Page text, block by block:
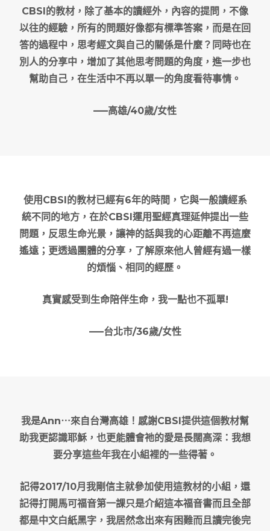
CBSI的教材，除了基本的讀經外，內容的提問，不像
以往的經驗，所有的問題好像都有標準答案，而是在回
答的過程中，思考經文與自己的關係是什麼？同時也在
別人的分享中，增加了其他思考問題的角度，進一步也
幫助自己，在生活中不再以單一的角度看待事情。
—–高雄/40歲/女性
使用CBSI的教材已經有6年的時間，它與一般讀經系
統不同的地方，在於CBSI運用聖經真理延伸提出一些
問題，反思生命光景，讓神的話與我的心距離不再這麼
遙遠；更透過團體的分享，了解原來他人曾經有過一樣
的煩惱、相同的經歷。
真實感受到生命陪伴生命，我一點也不孤單!
—–台北市/36歲/女性
我是Ann⋯來自台灣高雄！感謝CBSI提供這個教材幫
助我更認識耶穌，也更能體會祂的愛是長闊高深：我想
要分享這些年我在小組裡的一些得著。
記得2017/10月我剛信主就參加使用這教材的小組，還
記得打開馬可福音第一課只是介紹這本福音書而且全部
都是中文白紙黑字，我居然念出來有困難而且讀完後完